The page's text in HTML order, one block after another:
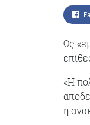
Ως
«Η
η